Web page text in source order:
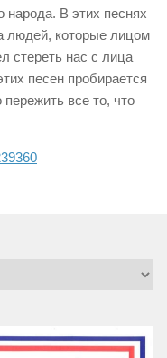
народа. В этих песнях
людей, которые лицом
стереть нас с лица
песен пробирается
пережить все то, что